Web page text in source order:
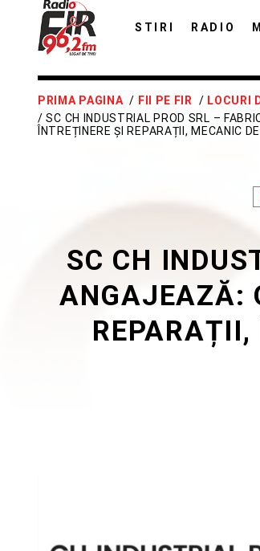
STIRI RADIO
PRIMA PAGINA / FII PE FIR / LOCURI
/ SC CH INDUSTRIAL PROD SRL –
ÎNTREȚINERE ȘI REPARAȚII, MECANIC
SC CH
ANGAJEAZĂ: